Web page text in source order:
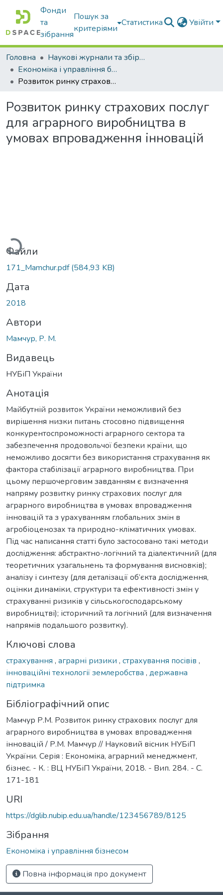
Фонди
та
зібрання
Пошук за
критеріями
Статистика Увійти
Головна
Наукові журнали та збірники видань
Економіка і управління бізнесом
Розвиток ринку страхових послуг для аграрного виробництва в умовах впровадження інновацій
Розвиток ринку страхових послуг
для аграрного виробництва в
умовах впровадження інновацій
Вантажиться...
Файли
171_Mamchur.pdf(584,93 KB)
Дата
2018
Автори
Мамчур, Р. М.
Видавець
НУБіП України
Анотація
Майбутній розвиток України неможливий без
вирішення низки питань стосовно підвищення
конкурентоспроможності аграрного сектора та
забезпечення продовольчої безпеки країни, що
неможливо досягти без використання страхування як
фактора стабілізації аграрного виробництва. При
цьому першочерговим завданням є визначення
напряму розвитку ринку страхових послуг для
аграрного виробництва в умовах впровадження
інновацій та з урахуванням глобальних змін в
агробіоценозах та природно-кліматичних умовах.
Під час написання статті було застосовано такі методи
дослідження: абстрактно-логічний та діалектичний (для
теоретичних узагальнень та формування висновків);
аналізу і синтезу (для деталізації об’єкта дослідження,
оцінки динаміки, структури та ефективності змін у
страхуванні ризиків у сільськогосподарському
виробництві); історичний та логічний (для визначення
напрямів подальшого розвитку).
Ключові слова
страхування , аграрні ризики , страхування посівів ,
інноваційні технології землеробства , державна
підтримка
Бібліографічний опис
Мамчур Р.М. Розвиток ринку страхових послуг для
аграрного виробництва в умовах впровадження
інновацій / Р.М. Мамчур // Науковий вісник НУБіП
України. Серія : Економіка, аграрний менеджмент,
бізнес. - К. : ВЦ НУБіП України, 2018. - Вип. 284. - С.
171-181
URI
https://dglib.nubip.edu.ua/handle/123456789/8125
Зібрання
Економіка і управління бізнесом
Повна інформація про документ